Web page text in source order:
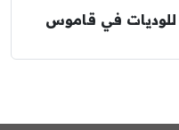
للوديات في قاموس